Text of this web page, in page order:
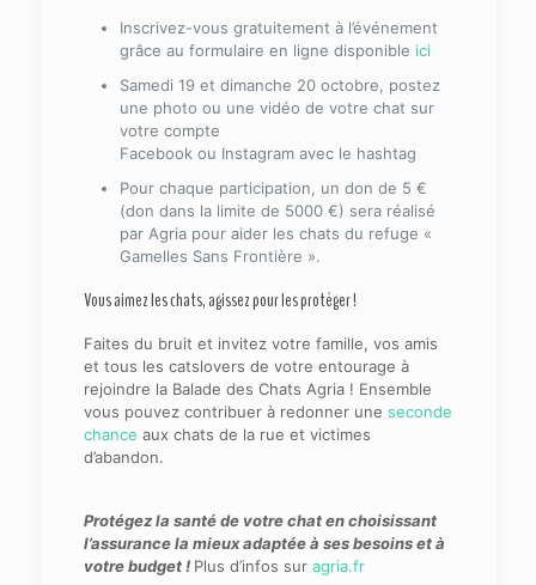
Inscrivez-vous gratuitement à l’événement
grâce au formulaire en ligne disponible ici
Samedi 19 et dimanche 20 octobre, postez
une photo ou une vidéo de votre chat sur
votre compte
Facebook ou Instagram avec le hashtag
Pour chaque participation, un don de 5 €
(don dans la limite de 5000 €) sera réalisé
par Agria pour aider les chats du refuge «
Gamelles Sans Frontière ».
Vous aimez les chats, agissez pour les protéger !
Faites du bruit et invitez votre famille, vos amis
et tous les catslovers de votre entourage à
rejoindre la Balade des Chats Agria ! Ensemble
vous pouvez contribuer à redonner une seconde
chance aux chats de la rue et victimes
d’abandon.
Protégez la santé de votre chat en choisissant
l’assurance la mieux adaptée à ses besoins et à
votre budget ! Plus d’infos sur agria.fr